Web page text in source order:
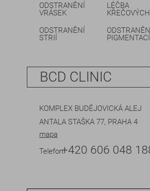
ODSTRANĚNÍ
VRÁSEK
LÉČBA
ODSTRANĚNÍ
STRIÍ
PIGMENTACÍ
BCD CLINIC
KOMPLEX BUDĚJOVICKÁ ALEJ
ANTALA STAŠKA 77, PRAHA 4
mapa
Telefon:+420 606 048